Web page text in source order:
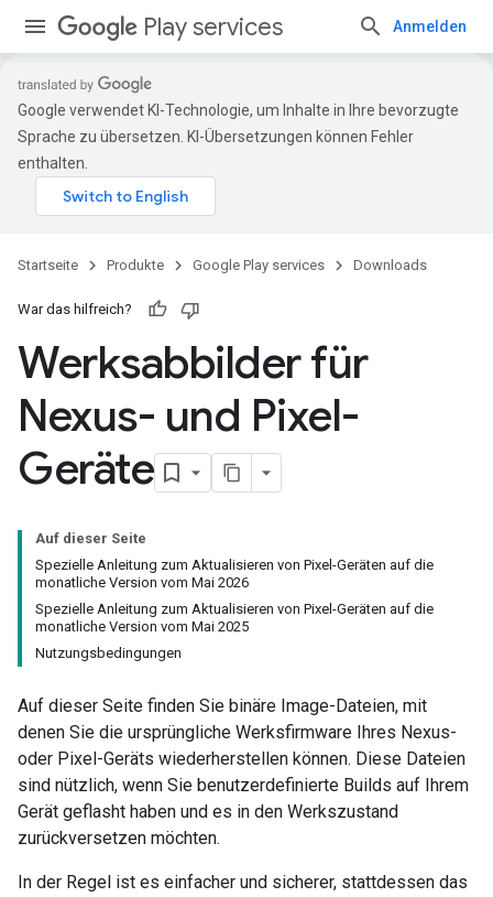
Play services Anmelden
Google verwendet KI-Technologie, um Inhalte in Ihre bevorzugte
Sprache zu übersetzen. KI-Übersetzungen können Fehler
enthalten.
Startseite Produkte Google Play services Downloads
War das hilfreich?
Werksabbilder für
Nexus- und Pixel-
Geräte
Auf dieser Seite
Spezielle Anleitung zum Aktualisieren von Pixel-Geräten auf die
monatliche Version vom Mai 2026
Spezielle Anleitung zum Aktualisieren von Pixel-Geräten auf die
monatliche Version vom Mai 2025
Nutzungsbedingungen
Auf dieser Seite finden Sie binäre Image-Dateien, mit
denen Sie die ursprüngliche Werksfirmware Ihres Nexus-
oder Pixel-Geräts wiederherstellen können. Diese Dateien
sind nützlich, wenn Sie benutzerdefinierte Builds auf Ihrem
Gerät geflasht haben und es in den Werkszustand
zurückversetzen möchten.
In der Regel ist es einfacher und sicherer, stattdessen das